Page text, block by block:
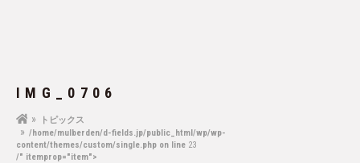
IMG_0706
トピックス
/home/mulberden/d-fields.jp/public_html/wp/wp-
content/themes/custom/single.php on line 23
/" itemprop="item">